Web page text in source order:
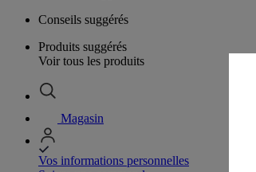
Conseils suggérés
Produits suggérés
Voir tous les produits
Magasin
Vos informations personnelles